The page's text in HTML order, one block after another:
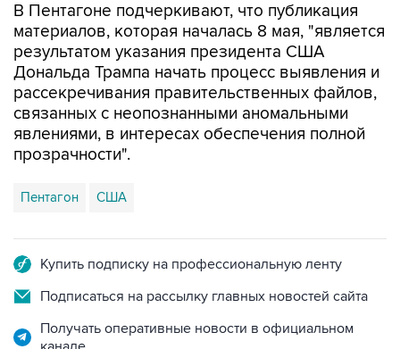
В Пентагоне подчеркивают, что публикация
материалов, которая началась 8 мая, "является
результатом указания президента США
Дональда Трампа начать процесс выявления и
рассекречивания правительственных файлов,
связанных с неопознанными аномальными
явлениями, в интересах обеспечения полной
прозрачности".
Пентагон США
Купить подписку на профессиональную ленту
Подписаться на рассылку главных новостей сайта
Получать оперативные новости в официальном